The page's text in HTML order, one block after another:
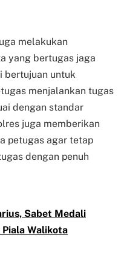
melakukan
yang bertugas jaga
bertujuan untuk
menjalankan tugas
dengan standar
juga memberikan
petugas agar tetap
dengan penuh
Sabet Medali
Walikota